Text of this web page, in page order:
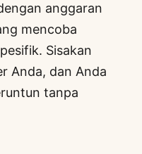
anggaran
mencoba
Sisakan
Anda, dan Anda
tanpa